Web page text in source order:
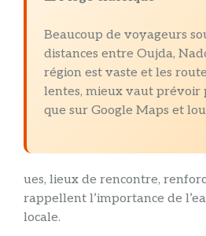
Beaucoup de voyageurs
distances entre Oujda,
région est vaste et les
lentes, mieux vaut prévoir
que sur Google Maps et
ues, lieux de rencontre,
rappellent l’importance de
locale.